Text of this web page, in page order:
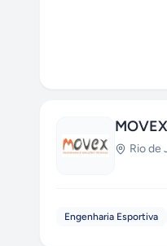
Rio de
Engenharia Esportiva